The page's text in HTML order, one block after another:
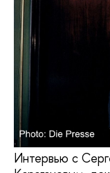
Интервью с